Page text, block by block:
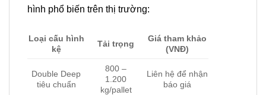
hình phổ biến trên thị trường:
Loại cấu hình
kệ
Tải trọng
Giá tham khảo
(VNĐ)
Double Deep
tiêu chuẩn
800 –
1.200
kg/pallet
Liên hệ để nhận
báo giá